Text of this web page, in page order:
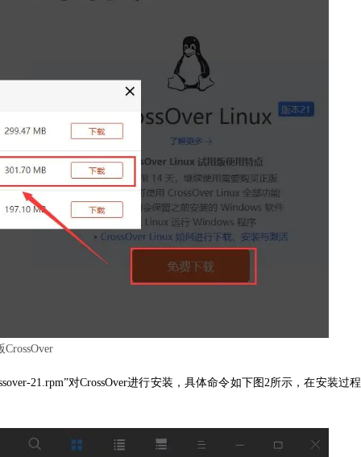
21.rpm”对CrossOver进行安装，具体命令如下图2所示，在安装过程